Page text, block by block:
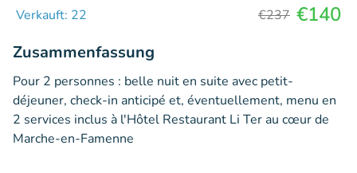
Verkauft: 22 €237 €140
Zusammenfassung
Pour 2 personnes : belle nuit en suite avec petit-
déjeuner, check-in anticipé et, éventuellement, menu en
2 services inclus à l'Hôtel Restaurant Li Ter au cœur de
Marche-en-Famenne